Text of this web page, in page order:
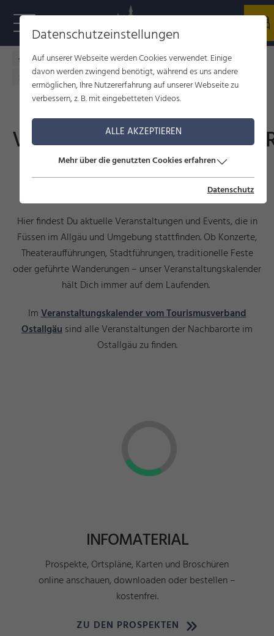
Füssen im Allgäu Kultur
Veranstaltungen
Veranstaltungskalender
Events, Führungen und
Hier findest Du aktuelle Veranstaltungen und Events, die in
Füssen im Allgäu und Umgebung stattfinden. Ob Konzerte,
Theateraufführungen, Stadtführungen, traditionelle Feste
oder geführte Wanderungen – unser Veranstaltungskalender
hält Dich immer auf dem Laufenden.
ImVeranstaltungskalender vom Tourismusverband
Ostallgäusind alle Veranstaltungen der Nachbarorte im
Ostallgäu zu finden.
INFOMATERIAL
Prospekte, Ortspläne, Karten und Broschüren
online anschauen, downloaden oder bestellen –
kostenfrei.
ZU DEN PROSPEKTEN
Datenschutzeinstellungen
Auf unserer Webseite werden Cookies verwendet. Einige
davon werden zwingend benötigt, während es uns andere
ermöglichen, Ihre Nutzererfahrung auf unserer Webseite zu
verbessern, z. B. mit eingebetteten Videos.
ALLE AKZEPTIEREN
Mehr über die genutzten Cookies erfahren
Datenschutz